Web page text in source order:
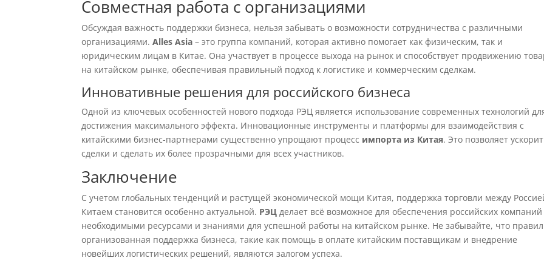
Совместная работа с организациями
Обсуждая важность поддержки бизнеса, нельзя забывать о возможности сотрудничества с различными
организациями.Alles Asia – это группа компаний, которая активно помогает как физическим, так и
юридическим лицам в Китае. Она участвует в процессе выхода на рынок и способствует продвижению
на китайском рынке, обеспечивая правильный подход к логистике и коммерческим сделкам.
Инновативные решения для российского бизнеса
Одной из ключевых особенностей нового подхода РЭЦ является использование современных технологий
достижения максимального эффекта. Инновационные инструменты и платформы для взаимодействия с
китайскими бизнес-партнерами существенно упрощают процесс импорта из Китая. Это позволяет
сделки и сделать их более прозрачными для всех участников.
Заключение
С учетом глобальных тенденций и растущей экономической мощи Китая, поддержка торговли между
Китаем становится особенно актуальной. РЭЦ делает всё возможное для обеспечения российских компаний
необходимыми ресурсами и знаниями для успешной работы на китайском рынке. Не забывайте, что
организованная поддержка бизнеса, такие как помощь в оплате китайским поставщикам и внедрение
новейших логистических решений, являются залогом успеха.